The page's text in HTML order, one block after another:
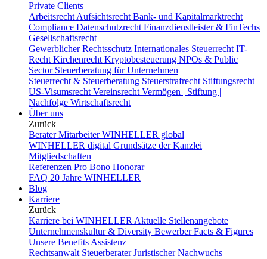
Private Clients
Arbeitsrecht Aufsichtsrecht Bank- und Kapitalmarktrecht
Compliance Datenschutzrecht Finanzdienstleister & FinTechs
Gesellschaftsrecht
Gewerblicher Rechtsschutz Internationales Steuerrecht IT-
Recht Kirchenrecht Kryptobesteuerung NPOs & Public
Sector Steuerberatung für Unternehmen
Steuerrecht & Steuerberatung Steuerstrafrecht Stiftungsrecht
US-Visumsrecht Vereinsrecht Vermögen | Stiftung |
Nachfolge Wirtschaftsrecht
Über uns
Zurück
BeraterMitarbeiterWINHELLER global
WINHELLER digital Grundsätze der Kanzlei
Mitgliedschaften
Referenzen Pro Bono Honorar
FAQ 20 Jahre WINHELLER
Blog
Karriere
Zurück
Karriere bei WINHELLER Aktuelle Stellenangebote
Unternehmenskultur & Diversity Bewerber Facts & Figures
Unsere Benefits Assistenz
Rechtsanwalt SteuerberaterJuristischer Nachwuchs